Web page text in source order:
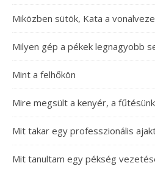
Miközben sütök, Kata a
Milyen gép a pékek legnagyobb
Mint a felhőkön
Mire megsült a kenyér, a
Mit takar egy professzionális
Mit tanultam egy pékség